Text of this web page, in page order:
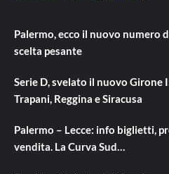
Palermo, ecco il nuovo numero
scelta pesante
Serie D, svelato il nuovo Girone
Trapani, Reggina e Siracusa
Palermo – Lecce: info biglietti,
vendita. La Curva Sud…